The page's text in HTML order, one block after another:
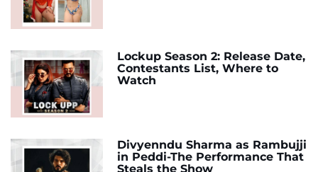
Lockup Season 2: Release Date,
Contestants List, Where to
Watch
Divyenndu Sharma as Rambujji
in Peddi-The Performance That
Steals the Show